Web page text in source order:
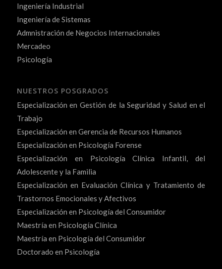
Ingeniería Industrial
Ingeniería de Sistemas
Admnistración de Negocios Internacionales
Mercadeo
Psicología
NUESTROS POSGRADOS
Especialización en Gestión de la Seguridad y Salud en el
Trabajo
Especialización en Gerencia de Recursos Humanos
Especialización en Psicología Forense
Especialización en Psicología Clínica Infantil, del
Adolescente y la Familia
Especialización en Evaluación Clínica y Tratamiento de
Trastornos Emocionales y Afectivos
Especialización en Psicología del Consumidor
Maestría en Psicología Clínica
Maestría en Psicología del Consumidor
Doctorado en Psicología